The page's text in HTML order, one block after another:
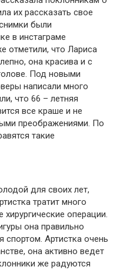
их рассказать свое
были
в инстаграме
отметили, что Лариса
она красива и с
Под новыми
написали много
что 66 – летняя
все краше и не
преображениями. По
такие
для своих лет,
тратит много
операции.
она правильно
спортом. Артистка очень
она активно ведет
же радуются